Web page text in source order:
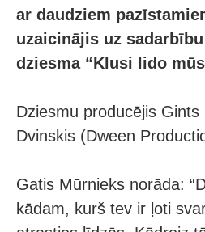
ar daudziem
uzaicinājis uz
dziesma “Klusi lido
Dziesmu producējis
Dvinskis (Dween
Gatis Mūrnieks norāda:
kādam, kurš tev ir ļoti